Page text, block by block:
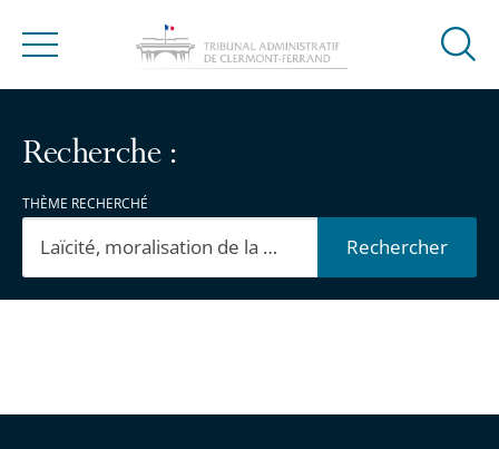
Menu
Ouvrir
Recherche :
THÈME RECHERCHÉ
Rechercher
filtres
filtres